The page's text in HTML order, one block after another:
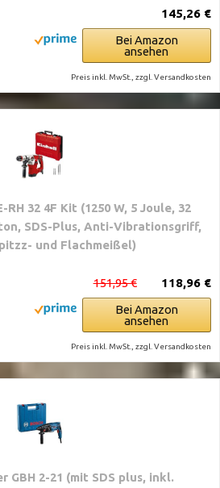
145,26 €
Bei Amazon
ansehen
Preis inkl. MwSt., zzgl. Versandkosten
32 4F Kit (1250 W, 5 Joule, 32
SDS-Plus, Anti-Vibrationsgriff,
und Flachmeißel)
118,96 €
151,95 €
Bei Amazon
ansehen
Preis inkl. MwSt., zzgl. Versandkosten
GBH 2-21 (mit SDS plus, inkl.